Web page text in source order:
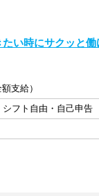
たい時にサクッと
支給）
フト自由・自己申告